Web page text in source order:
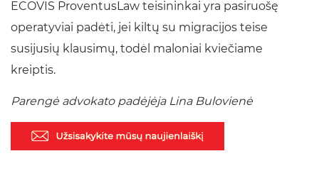
ECOVIS ProventusLaw teisininkai yra pasiruošę
operatyviai padėti, jei kiltų su migracijos teise
susijusių klausimų, todėl maloniai kviečiame
kreiptis.
Parengė advokato padėjėja Lina Bulovienė